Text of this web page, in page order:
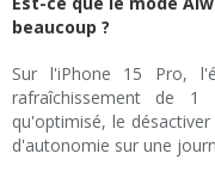
beaucoup ?
Sur l'iPhone 15 Pro,
rafraîchissement de 1
qu'optimisé, le
d'autonomie sur une